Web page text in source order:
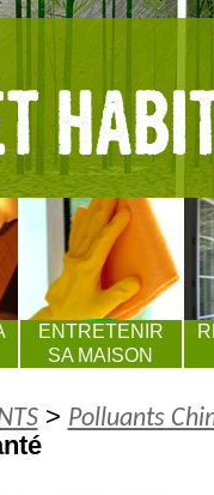
ENTRETENIR
SA MAISON
> Polluants